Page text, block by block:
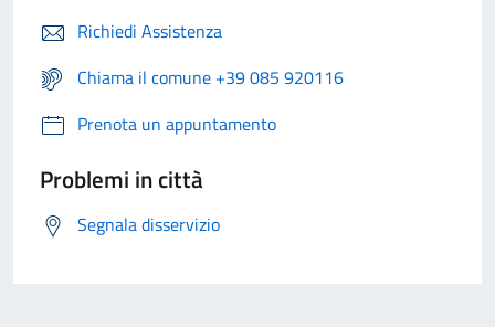
Richiedi Assistenza
Chiama il comune +39 085 920116
Prenota un appuntamento
Problemi in città
Segnala disservizio